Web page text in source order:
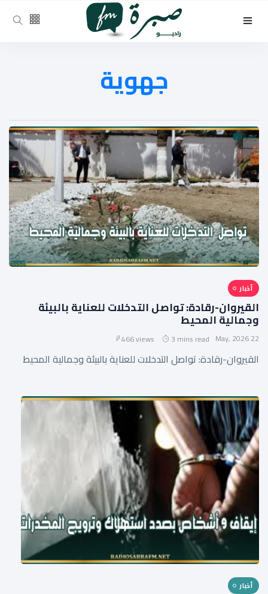
جهوية
أخبار
القيروان-رقادة: تواصل التدخلات للعناية بالبيئة
وجمالية المحيط
22 May, 2026
3 mins read
466 views
القيروان-رقادة: تواصل التدخلات للعناية بالبيئة وجمالية المحيط
أخبار